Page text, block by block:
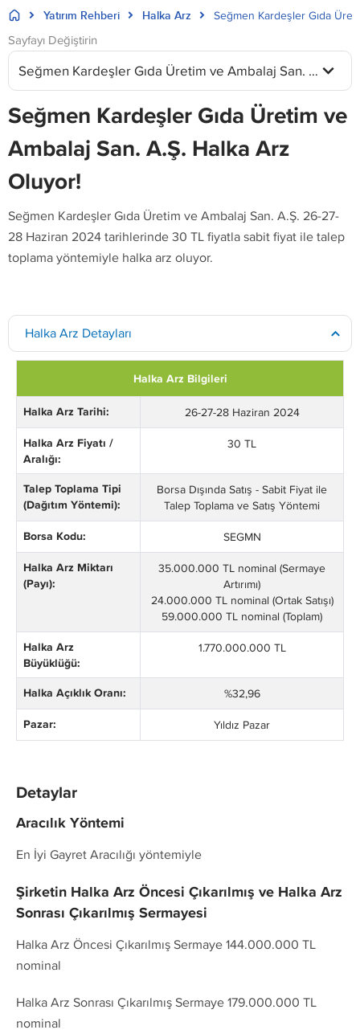
Yatırım Rehberi Halka Arz Seğmen Kardeşler Gıda
Sayfayı Değiştirin
Seğmen Kardeşler Gıda Üretim ve Ambalaj San. A.Ş.
Seğmen Kardeşler Gıda Üretim ve
Ambalaj San. A.Ş. Halka Arz
Oluyor!
Seğmen Kardeşler Gıda Üretim ve Ambalaj San. A.Ş. 26-27-
28 Haziran 2024 tarihlerinde 30 TL fiyatla sabit fiyat ile talep
toplama yöntemiyle halka arz oluyor.
Halka Arz Detayları
Halka Arz Bilgileri
Halka Arz Tarihi:
26-27-28 Haziran 2024
Halka Arz Fiyatı /
Aralığı:
30 TL
Talep Toplama Tipi
(Dağıtım Yöntemi):
Borsa Dışında Satış - Sabit Fiyat ile
Talep Toplama ve Satış Yöntemi
Borsa Kodu:
SEGMN
Halka Arz Miktarı
(Payı):
35.000.000 TL nominal (Sermaye
Artırımı)
24.000.000 TL nominal (Ortak Satışı)
59.000.000 TL nominal (Toplam)
Halka Arz
Büyüklüğü:
1.770.000.000 TL
Halka Açıklık Oranı:
%32,96
Pazar:
Yıldız Pazar
Detaylar
Aracılık Yöntemi
En İyi Gayret Aracılığı yöntemiyle
Şirketin Halka Arz Öncesi Çıkarılmış ve Halka Arz
Sonrası Çıkarılmış Sermayesi
Halka Arz Öncesi Çıkarılmış Sermaye 144.000.000 TL
nominal
Halka Arz Sonrası Çıkarılmış Sermaye 179.000.000 TL
nominal